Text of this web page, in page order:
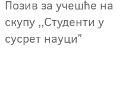
Позив за учешће на
скупу ,,Студенти у
сусрет науциˮ